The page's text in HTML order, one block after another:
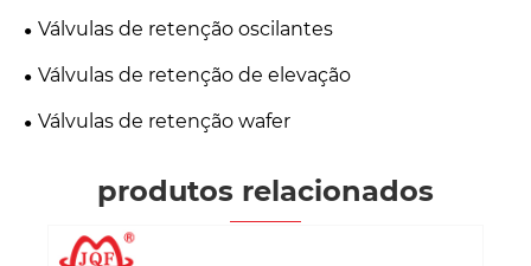
Válvulas de retenção oscilantes
Válvulas de retenção de elevação
Válvulas de retenção wafer
produtos relacionados